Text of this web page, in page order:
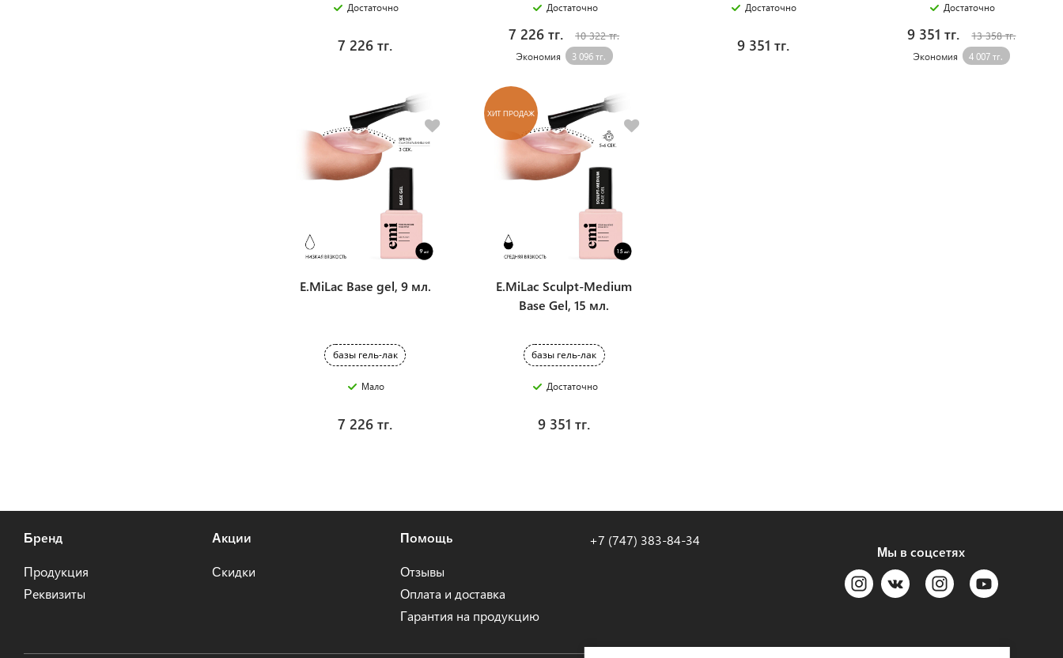
Достаточно
7 226 тг.
Достаточно
7 226 тг. 10 322 тг.
Экономия 3 096 тг.
Достаточно
9 351 тг.
Достаточно
9 351 тг. 13 358 тг.
Экономия 4 007 тг.
E.MiLac Base gel, 9 мл.
базы гель-лак
Мало
7 226 тг.
ХИТ ПРОДАЖ
E.MiLac Sculpt-Medium
Base Gel, 15 мл.
базы гель-лак
Достаточно
9 351 тг.
Бренд
Продукция
Реквизиты
Акции
Скидки
Помощь
Отзывы
Оплата и доставка
Гарантия на продукцию
+7 (747) 383-84-34
Мы в соцсетях